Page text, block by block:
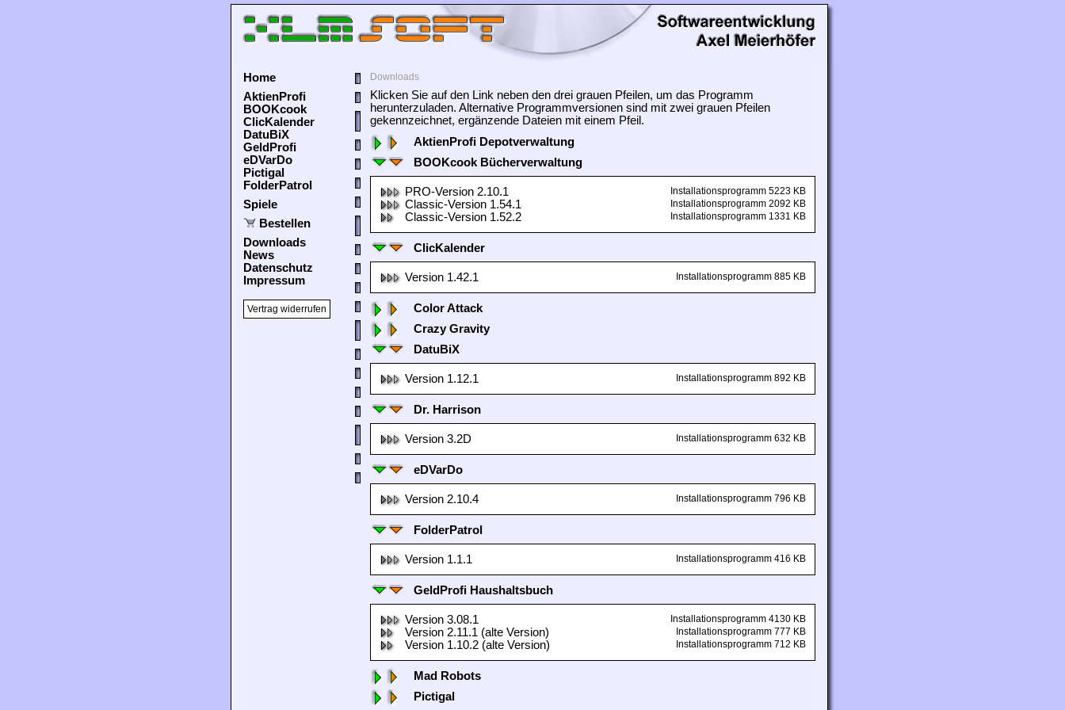
Home
AktienProfi
BOOKcook
ClicKalender
DatuBiX
GeldProfi
eDVarDo
Pictigal
FolderPatrol
Spiele
Bestellen
Downloads
News
Datenschutz
Impressum
Vertrag widerrufen
Downloads
Klicken Sie auf den Link neben den drei grauen Pfeilen, um das Programm
herunterzuladen. Alternative Programmversionen sind mit zwei grauen Pfeilen
gekennzeichnet, ergänzende Dateien mit einem Pfeil.
AktienProfi Depotverwaltung
BOOKcook Bücherverwaltung
PRO-Version 2.10.1 Installationsprogramm 5223 KB
Classic-Version 1.54.1 Installationsprogramm 2092 KB
Classic-Version 1.52.2 Installationsprogramm 1331 KB
ClicKalender
Version 1.42.1 Installationsprogramm 885 KB
Color Attack
Crazy Gravity
DatuBiX
Version 1.12.1 Installationsprogramm 892 KB
Dr. Harrison
Version 3.2D Installationsprogramm 632 KB
eDVarDo
Version 2.10.4 Installationsprogramm 796 KB
FolderPatrol
Version 1.1.1 Installationsprogramm 416 KB
GeldProfi Haushaltsbuch
Version 3.08.1 Installationsprogramm 4130 KB
Version 2.11.1 (alte Version) Installationsprogramm 777 KB
Version 1.10.2 (alte Version) Installationsprogramm 712 KB
Mad Robots
Pictigal